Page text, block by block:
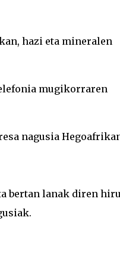
hazi eta mineralen
mugikorraren
nagusia
bertan lanak diren hiru